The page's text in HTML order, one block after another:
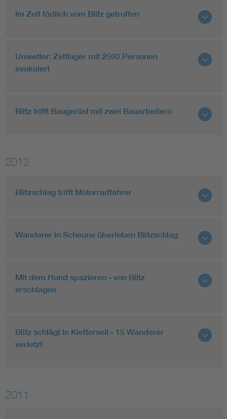
Im Zelt tödlich vom Blitz getroffen
Unwetter: Zeltlager mit 2500 Personen
evakuiert
Blitz trifft Baugerüst mit zwei Bauarbeitern
2012
Blitzschlag trifft Motorradfahrer
Wanderer in Scheune überleben Blitzschlag
Mit dem Hund spazieren - von Blitz
erschlagen
Blitz schlägt in Kletterseil - 15 Wanderer
verletzt
2011